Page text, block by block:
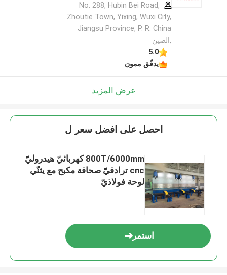
No. 288, Hubin Bei Road,
Zhoutie Town, Yixing, Wuxi City,
Jiangsu Province, P. R. China
,الصين
5.0
يدقّق ممون
عرض المزيد
احصل على افضل سعر ل
800T/6000mm كهربائيّ هيدروليّ
cnc ترادفيّ صحافة مكبح مع يثنّي
لوحة فولاذيّ
استمر